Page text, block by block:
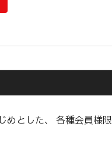
とした、 各種会員様